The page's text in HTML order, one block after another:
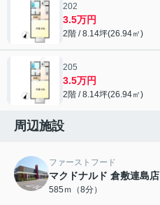
202
3.5万円
2階 / 8.14坪(26.94㎡)
205
3.5万円
2階 / 8.14坪(26.94㎡)
周辺施設
ファーストフード
マクドナルド 倉敷連島店
585ｍ（8分）